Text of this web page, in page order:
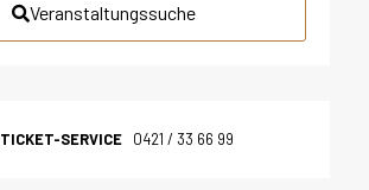
Veranstaltungssuche
TICKET-SERVICE 0421 / 33 66 99